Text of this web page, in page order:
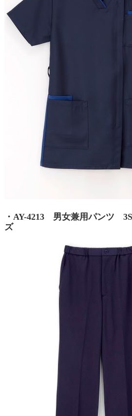
・AY-4213 男女兼用パンツ 3S
ズ